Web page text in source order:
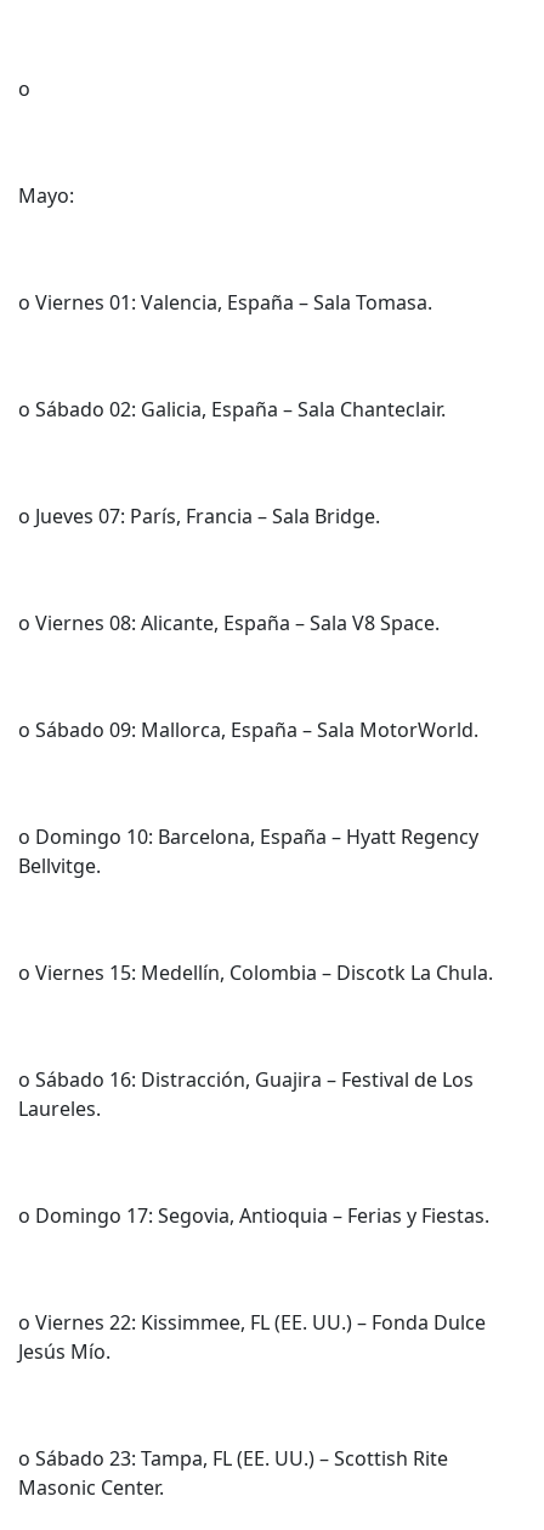
o
Mayo:
o Viernes 01: Valencia, España – Sala Tomasa.
o Sábado 02: Galicia, España – Sala Chanteclair.
o Jueves 07: París, Francia – Sala Bridge.
o Viernes 08: Alicante, España – Sala V8 Space.
o Sábado 09: Mallorca, España – Sala MotorWorld.
o Domingo 10: Barcelona, España – Hyatt Regency
Bellvitge.
o Viernes 15: Medellín, Colombia – Discotk La Chula.
o Sábado 16: Distracción, Guajira – Festival de Los
Laureles.
o Domingo 17: Segovia, Antioquia – Ferias y Fiestas.
o Viernes 22: Kissimmee, FL (EE. UU.) – Fonda Dulce
Jesús Mío.
o Sábado 23: Tampa, FL (EE. UU.) – Scottish Rite
Masonic Center.